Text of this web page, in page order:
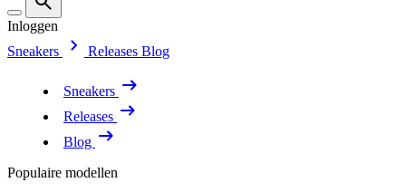
Inloggen
Sneakers
Releases Blog
Sneakers
Releases
Blog
Populaire modellen